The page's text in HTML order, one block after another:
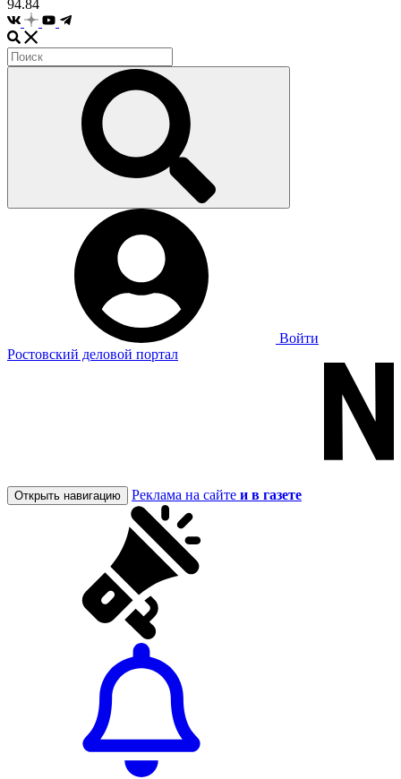
94.84
Войти
Ростовский деловой портал
Открыть навигацию Реклама на сайте и в газете